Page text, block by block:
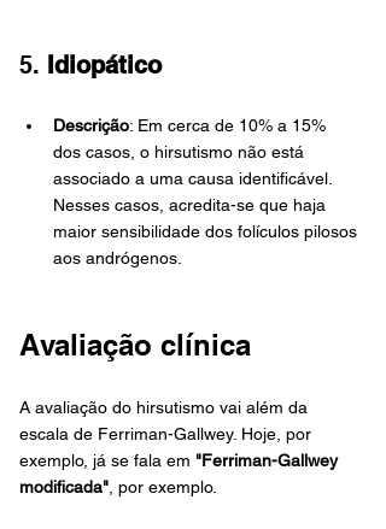
5. Idiopático
Descrição: Em cerca de 10% a 15%
dos casos, o hirsutismo não está
associado a uma causa identificável.
Nesses casos, acredita-se que haja
maior sensibilidade dos folículos pilosos
aos andrógenos.
Avaliação clínica
A avaliação do hirsutismo vai além da
escala de Ferriman-Gallwey. Hoje, por
exemplo, já se fala em "Ferriman-Gallwey
modificada", por exemplo.